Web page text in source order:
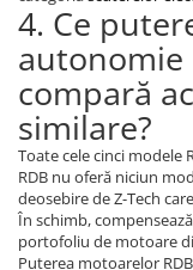
4. Ce
autonomie
compară
similare?
Toate cele cinci
RDB nu oferă niciun
deosebire de Z-Tech
În schimb,
portofoliu de motoare
Puterea motoarelor